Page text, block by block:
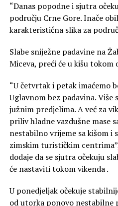
“Danas popodne i sjutra
području Crne Gore. Inače
karakteristična slika za
Slabe sniježne padavine na
Miceva, preći će u kišu tokom
“U četvrtak i petak imaćemo
Uglavnom bez padavina.
južnim predjelima. A već za
priliv hladne vazdušne mase
nestabilno vrijeme sa kišom i
zimskim turističkim
dodaje da se sjutra očekuju
će nastaviti tokom vikenda .
U ponedjeljak očekuje
od utorka ponovo nestabilne